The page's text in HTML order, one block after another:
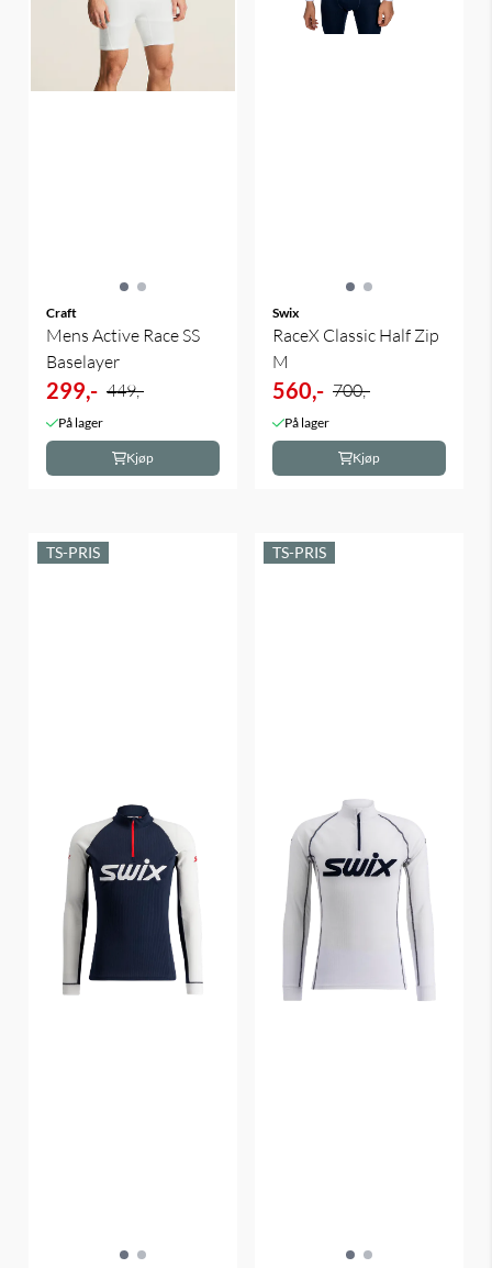
Craft
Mens Active Race SS
Baselayer
299,- 449,-
På lager
Kjøp
Swix
RaceX Classic Half Zip
M
560,- 700,-
På lager
Kjøp